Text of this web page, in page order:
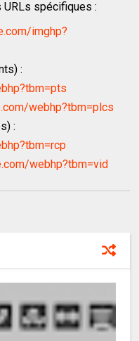
spécifiques :
imghp?
:
webhp?tbm=plcs
:
webhp?tbm=vid